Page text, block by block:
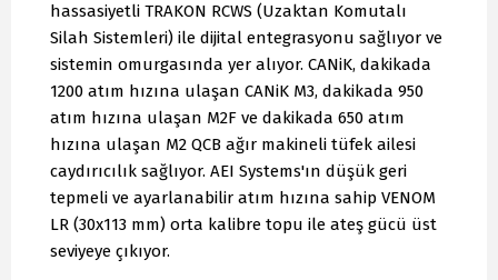
hassasiyetli TRAKON RCWS (Uzaktan Komutalı
Silah Sistemleri) ile dijital entegrasyonu sağlıyor ve
sistemin omurgasında yer alıyor. CANiK, dakikada
1200 atım hızına ulaşan CANiK M3, dakikada 950
atım hızına ulaşan M2F ve dakikada 650 atım
hızına ulaşan M2 QCB ağır makineli tüfek ailesi
caydırıcılık sağlıyor. AEI Systems'ın düşük geri
tepmeli ve ayarlanabilir atım hızına sahip VENOM
LR (30x113 mm) orta kalibre topu ile ateş gücü üst
seviyeye çıkıyor.